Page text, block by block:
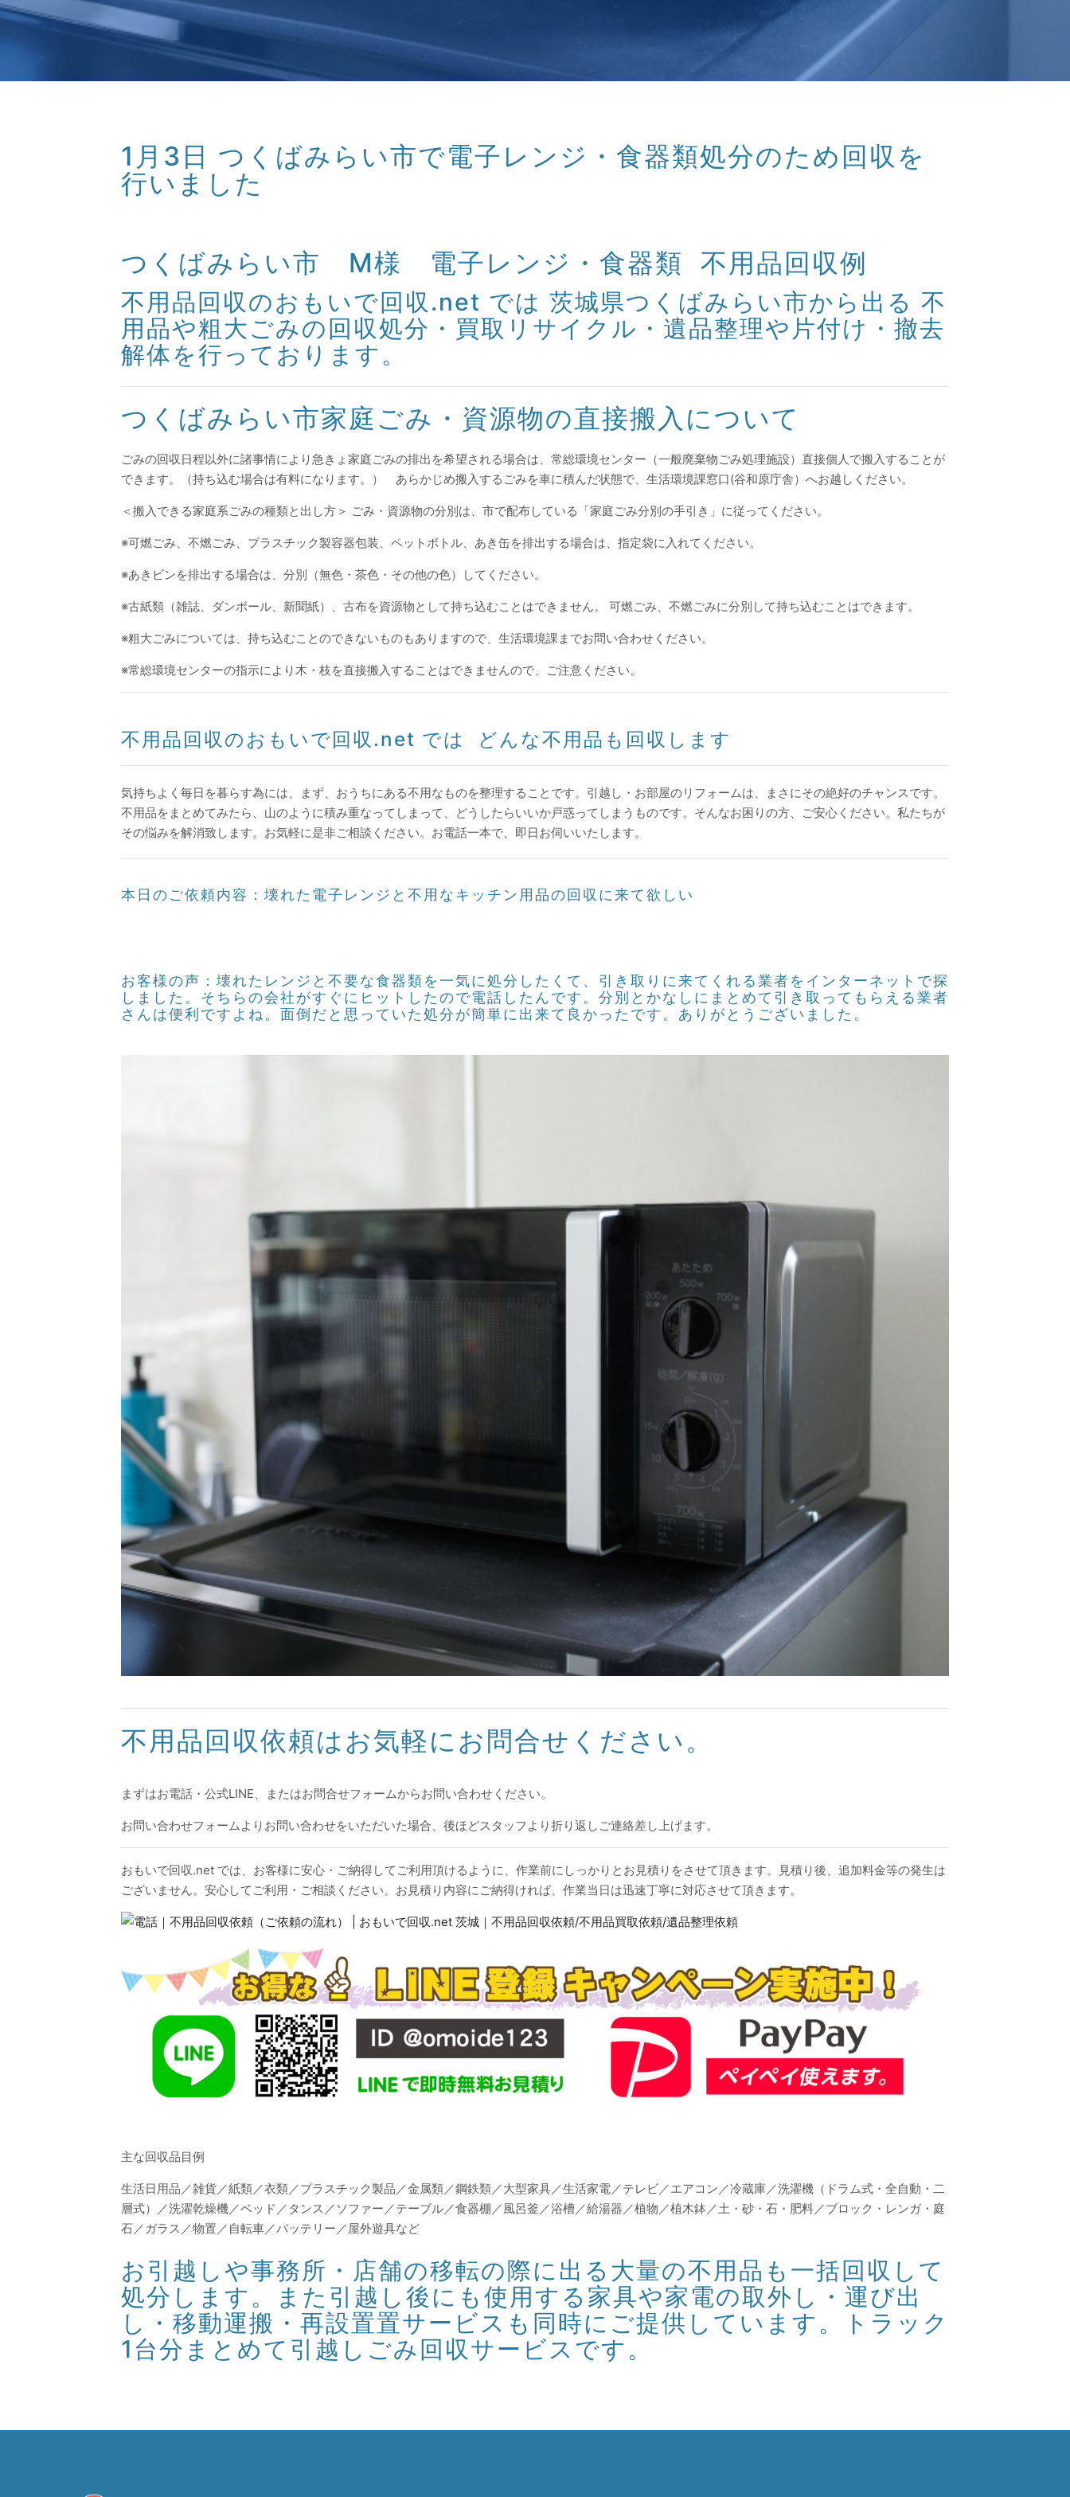
1月3日 つくばみらい市で電子レンジ・食器類処分のため回収を
行いました
つくばみらい市 M様 電子レンジ・食器類 不用品回収例
不用品回収のおもいで回収.net では 茨城県つくばみらい市から出る 不
用品や粗大ごみの回収処分・買取リサイクル・遺品整理や片付け・撤去
解体を行っております。
つくばみらい市家庭ごみ・資源物の直接搬入について
ごみの回収日程以外に諸事情により急きょ家庭ごみの排出を希望される場合は、常総環境センター（一般廃棄物ごみ処理施設）直接個人で搬入することが
できます。（持ち込む場合は有料になります。） あらかじめ搬入するごみを車に積んだ状態で、生活環境課窓口(谷和原庁舎）へお越しください。
＜搬入できる家庭系ごみの種類と出し方＞ ごみ・資源物の分別は、市で配布している「家庭ごみ分別の手引き」に従ってください。
※可燃ごみ、不燃ごみ、プラスチック製容器包装、ペットボトル、あき缶を排出する場合は、指定袋に入れてください。
※あきビンを排出する場合は、分別（無色・茶色・その他の色）してください。
※古紙類（雑誌、ダンボール、新聞紙）、古布を資源物として持ち込むことはできません。 可燃ごみ、不燃ごみに分別して持ち込むことはできます。
※粗大ごみについては、持ち込むことのできないものもありますので、生活環境課までお問い合わせください。
※常総環境センターの指示により木・枝を直接搬入することはできませんので、ご注意ください。
不用品回収のおもいで回収.net では どんな不用品も回収します
気持ちよく毎日を暮らす為には、まず、おうちにある不用なものを整理することです。引越し・お部屋のリフォームは、まさにその絶好のチャンスです。
不用品をまとめてみたら、山のように積み重なってしまって、どうしたらいいか戸惑ってしまうものです。そんなお困りの方、ご安心ください。私たちが
その悩みを解消致します。お気軽に是非ご相談ください。お電話一本で、即日お伺いいたします。
本日のご依頼内容：壊れた電子レンジと不用なキッチン用品の回収に来て欲しい
お客様の声：壊れたレンジと不要な食器類を一気に処分したくて、引き取りに来てくれる業者をインターネットで探
しました。そちらの会社がすぐにヒットしたので電話したんです。分別とかなしにまとめて引き取ってもらえる業者
さんは便利ですよね。面倒だと思っていた処分が簡単に出来て良かったです。ありがとうございました。
不用品回収依頼はお気軽にお問合せください。
まずはお電話・公式LINE、またはお問合せフォームからお問い合わせください。
お問い合わせフォームよりお問い合わせをいただいた場合、後ほどスタッフより折り返しご連絡差し上げます。
おもいで回収.net では、お客様に安心・ご納得してご利用頂けるように、作業前にしっかりとお見積りをさせて頂きます。見積り後、追加料金等の発生は
ございません。安心してご利用・ご相談ください。お見積り内容にご納得ければ、作業当日は迅速丁寧に対応させて頂きます。
主な回収品目例
生活日用品／雑貨／紙類／衣類／プラスチック製品／金属類／鋼鉄類／大型家具／生活家電／テレビ／エアコン／冷蔵庫／洗濯機（ドラム式・全自動・二
層式）／洗濯乾燥機／ベッド／タンス／ソファー／テーブル／食器棚／風呂釜／浴槽／給湯器／植物／植木鉢／土・砂・石・肥料／ブロック・レンガ・庭
石／ガラス／物置／自転車／バッテリー／屋外遊具など
お引越しや事務所・店舗の移転の際に出る大量の不用品も一括回収して
処分します。また引越し後にも使用する家具や家電の取外し・運び出
し・移動運搬・再設置置サービスも同時にご提供しています。トラック
1台分まとめて引越しごみ回収サービスです。